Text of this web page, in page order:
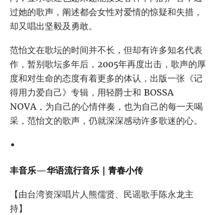
过她的歌声，阐述都会女性对爱情的惊疑和失措，
却又唱出坚毅及勇敢。
范怡文在歌坛的时间并不长，但却有许多知名代表
作，暂别歌坛多年后，2005年再度出击，歌声的厚
度和对生命的态度有着更多的体认，出版一张《记
得用力爱自己》专辑，用轻爵士和 BOSSA
NOVA，为自己的心情伴奏，也为自己的每一天喝
采，范怡文的歌声，仍就深深感动许多歌迷的心。
丰音乐—华语流行音乐｜青春小传
【由台湾资深唱片人熊儒贤、民谣歌手陈永龙主
持】